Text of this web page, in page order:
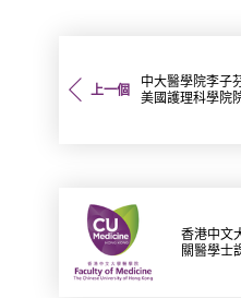
上一個
中大醫學院李子
美國護理科學院
香港中文
關醫學士